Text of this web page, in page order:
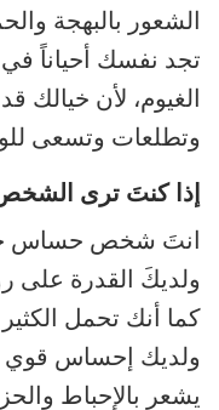
الشعور بالبهجة
تجد نفسك أحياناً
الغيوم، لأن خيالك
وتطلعات وتسعى
إذا كنتَ ترى
انتَ شخص حساس
ولديكَ القدرة على
كما أنك تحمل
ولديك إحساس قوي
يشعر بالإحباط